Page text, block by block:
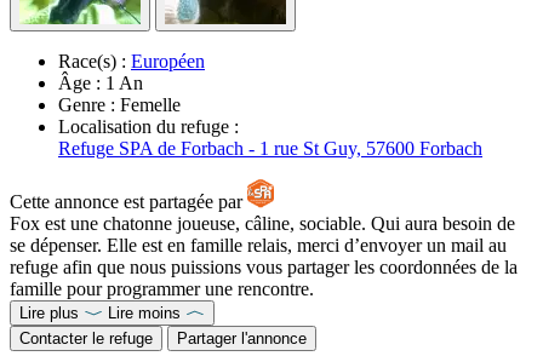
Race(s) : Européen
Âge : 1 An
Genre : Femelle
Localisation du refuge :
Refuge SPA de Forbach - 1 rue St Guy, 57600 Forbach
Cette annonce est partagée par
Fox est une chatonne joueuse, câline, sociable. Qui aura besoin de
se dépenser. Elle est en famille relais, merci d’envoyer un mail au
refuge afin que nous puissions vous partager les coordonnées de la
famille pour programmer une rencontre.
Lire plus
Lire moins
Contacter le refuge
Partager l'annonce